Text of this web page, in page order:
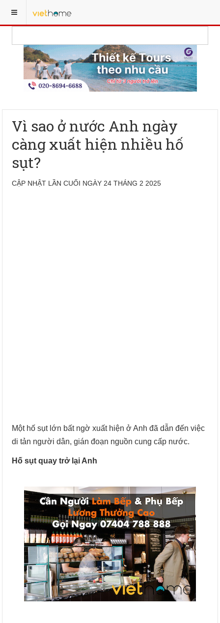
Vì sao ở nước Anh ngày
càng xuất hiện nhiều hố
sụt?
CẬP NHẬT LẦN CUỐI NGÀY 24 THÁNG 2 2025
Một hố sụt lớn bất ngờ xuất hiện ở Anh đã dẫn đến việc
di tản người dân, gián đoạn nguồn cung cấp nước.
Hố sụt quay trở lại Anh